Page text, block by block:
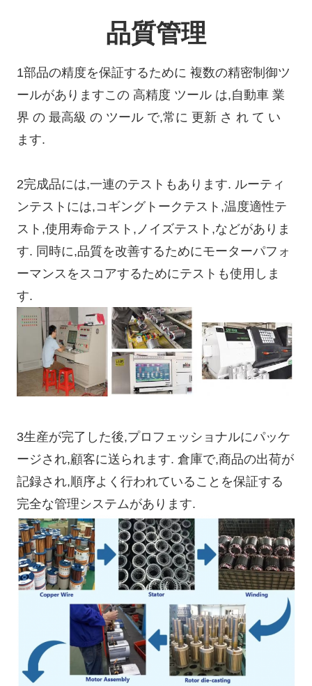
品質管理
1部品の精度を保証するために 複数の精密制御ツ
ールがありますこの 高精度 ツール は,自動車 業
界 の 最高級 の ツール で,常に 更新 さ れ て い
ます.
2完成品には,一連のテストもあります. ルーティ
ンテストには,コギングトークテスト,温度適性テ
スト,使用寿命テスト,ノイズテスト,などがありま
す. 同時に,品質を改善するためにモーターパフォ
ーマンスをスコアするためにテストも使用しま
す.
3生産が完了した後,プロフェッショナルにパッケ
ージされ,顧客に送られます. 倉庫で,商品の出荷が
記録され,順序よく行われていることを保証する
完全な管理システムがあります.